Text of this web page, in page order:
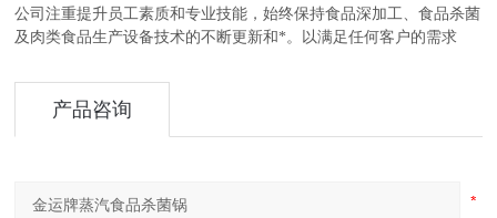
公司注重提升员工素质和专业技能，始终保持食品深加工、食品杀菌
及肉类食品生产设备技术的不断更新和*。以满足任何客户的需求
产品咨询